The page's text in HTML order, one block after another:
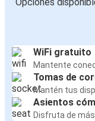
WiFi gratuito
Mantente
Tomas de
Mantén tus
Asientos
Disfruta de